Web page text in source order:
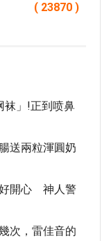
( 23870 )
袜」!正到喷鼻
送兩粒渾圓奶
好開心 神人警
次，雷佳音的